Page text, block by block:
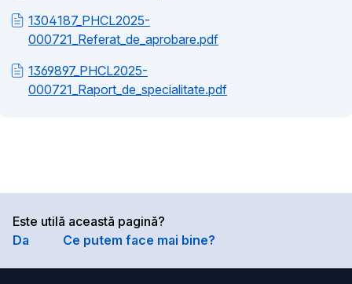
1304187_PHCL2025-
000721_Referat_de_aprobare.pdf
1369897_PHCL2025-
000721_Raport_de_specialitate.pdf
Este utilă această pagină?
Da
Ce putem face mai bine?